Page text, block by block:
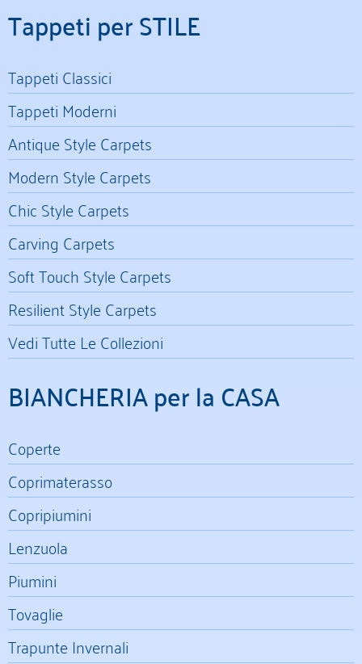
Tappeti per STILE
Tappeti Classici
Tappeti Moderni
Antique Style Carpets
Modern Style Carpets
Chic Style Carpets
Carving Carpets
Soft Touch Style Carpets
Resilient Style Carpets
Vedi Tutte Le Collezioni
BIANCHERIA per la CASA
Coperte
Coprimaterasso
Copripiumini
Lenzuola
Piumini
Tovaglie
Trapunte Invernali